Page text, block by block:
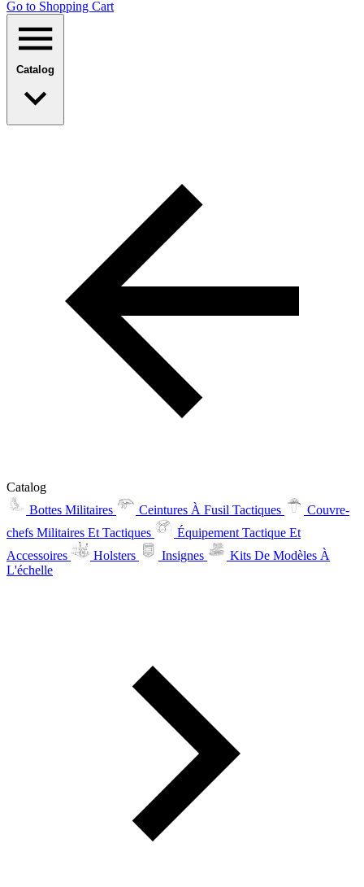
Go to Shopping Сart
Catalog
Catalog
Bottes Militaires
Ceintures À Fusil Tactiques
Couvre-
chefs Militaires Et Tactiques
Équipement Tactique Et
Accessoires
Holsters Insignes
Kits De Modèles À
L'échelle